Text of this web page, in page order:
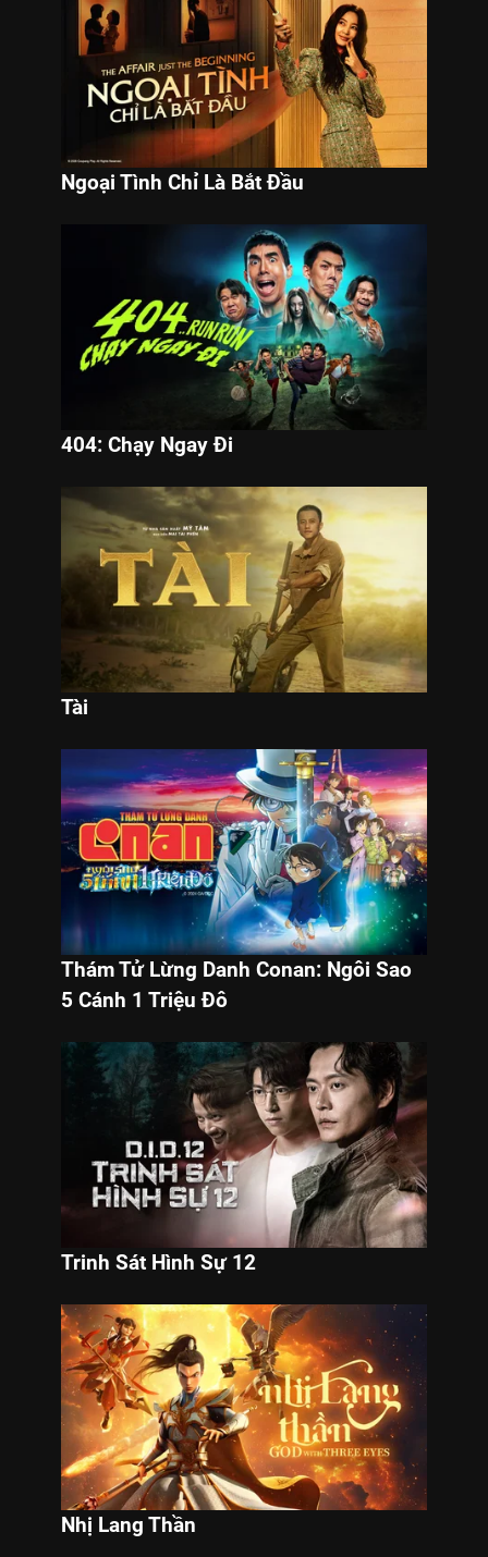
Ngoại Tình Chỉ Là Bắt Đầu
404: Chạy Ngay Đi
Tài
Thám Tử Lừng Danh Conan: Ngôi Sao
5 Cánh 1 Triệu Đô
Trinh Sát Hình Sự 12
Nhị Lang Thần